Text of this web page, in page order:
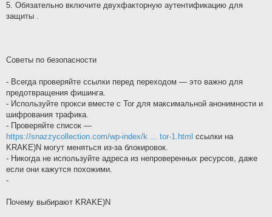
5. Обязательно включите двухфакторную аутентификацию для
защиты .
Советы по безопасности
- Всегда проверяйте ссылки перед переходом — это важно для
предотвращения фишинга.
- Используйте прокси вместе с Tor для максимальной анонимности и
шифрования трафика.
- Проверяйте список —
https://snazzycollection.com/wp-index/k ... tor-1.html ссылки на
KRAKE)N могут меняться из-за блокировок.
- Никогда не используйте адреса из непроверенных ресурсов, даже
если они кажутся похожими.
-
Почему выбирают KRAKE)N